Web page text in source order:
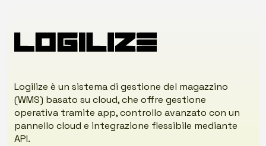
Logilize è un sistema di gestione del magazzino
(WMS) basato su cloud, che offre gestione
operativa tramite app, controllo avanzato con un
pannello cloud e integrazione flessibile mediante
API.